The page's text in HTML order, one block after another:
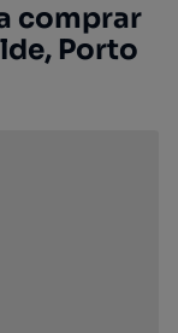
comprar
Porto